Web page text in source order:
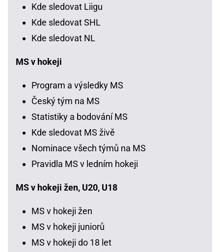
Kde sledovat Liigu
Kde sledovat SHL
Kde sledovat NL
MS v hokeji
Program a výsledky MS
Český tým na MS
Statistiky a bodování MS
Kde sledovat MS živě
Nominace všech týmů na MS
Pravidla MS v ledním hokeji
MS v hokeji žen, U20, U18
MS v hokeji žen
MS v hokeji juniorů
MS v hokeji do 18 let